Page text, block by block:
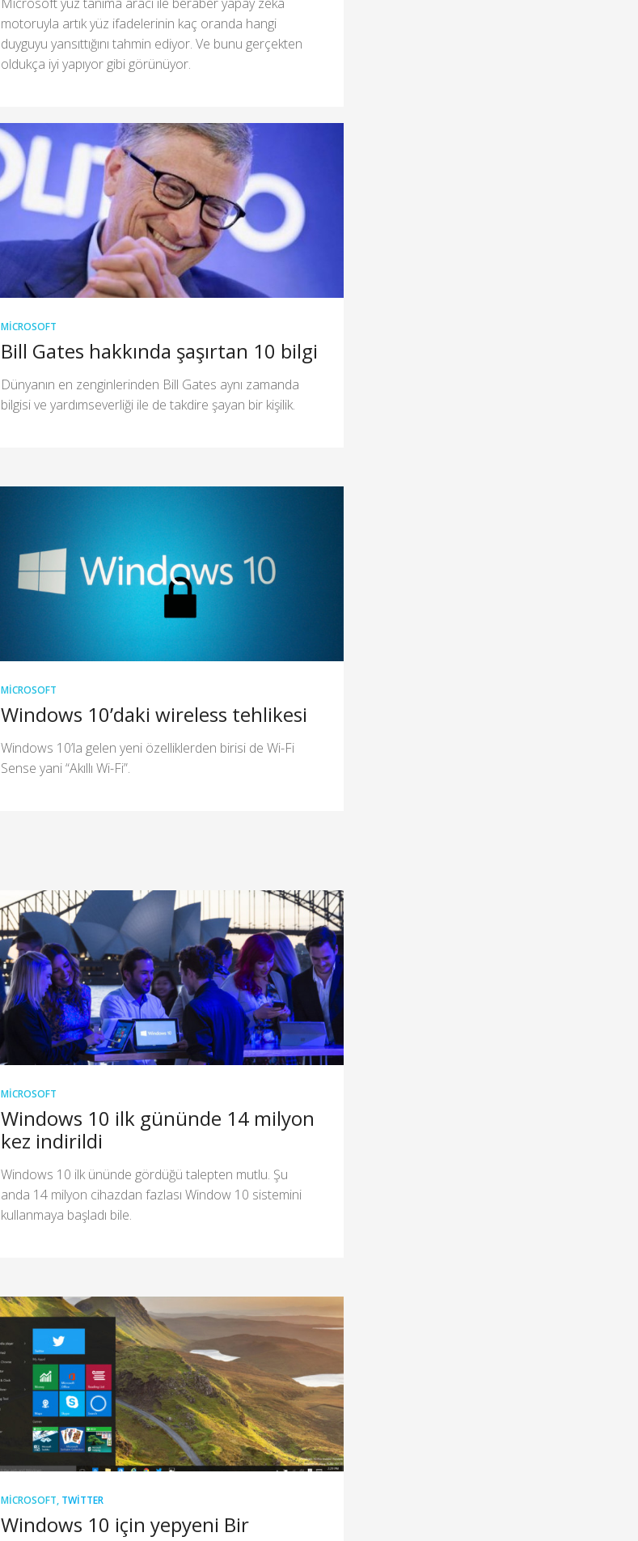
motoruyla artık yüz ifadelerinin kaç oranda hangi
duyguyu yansıttığını tahmin ediyor. Ve bunu gerçekten
oldukça iyi yapıyor gibi görünüyor.
MICROSOFT
Bill Gates hakkında şaşırtan 10 bilgi
Dünyanın en zenginlerinden Bill Gates aynı zamanda
bilgisi ve yardımseverliği ile de takdire şayan bir kişilik.
MICROSOFT
Windows 10’daki wireless tehlikesi
Windows 10’la gelen yeni özelliklerden birisi de Wi-Fi
Sense yani “Akıllı Wi-Fi”.
MICROSOFT
Windows 10 ilk gününde 14 milyon
kez indirildi
Windows 10 ilk ününde gördüğü talepten mutlu. Şu
anda 14 milyon cihazdan fazlası Window 10 sistemini
kullanmaya başladı bile.
MICROSOFT, TWITTER
Windows 10 için yepyeni Bir